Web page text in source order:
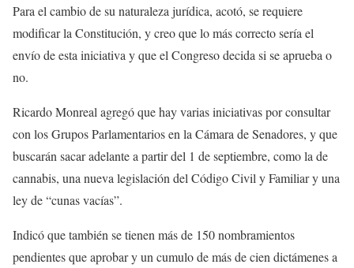
Para el cambio de su naturaleza jurídica, acotó, se requiere
modificar la Constitución, y creo que lo más correcto sería el
envío de esta iniciativa y que el Congreso decida si se aprueba o
no.
Ricardo Monreal agregó que hay varias iniciativas por consultar
con los Grupos Parlamentarios en la Cámara de Senadores, y que
buscarán sacar adelante a partir del 1 de septiembre, como la de
cannabis, una nueva legislación del Código Civil y Familiar y una
ley de “cunas vacías”.
Indicó que también se tienen más de 150 nombramientos
pendientes que aprobar y un cumulo de más de cien dictámenes a